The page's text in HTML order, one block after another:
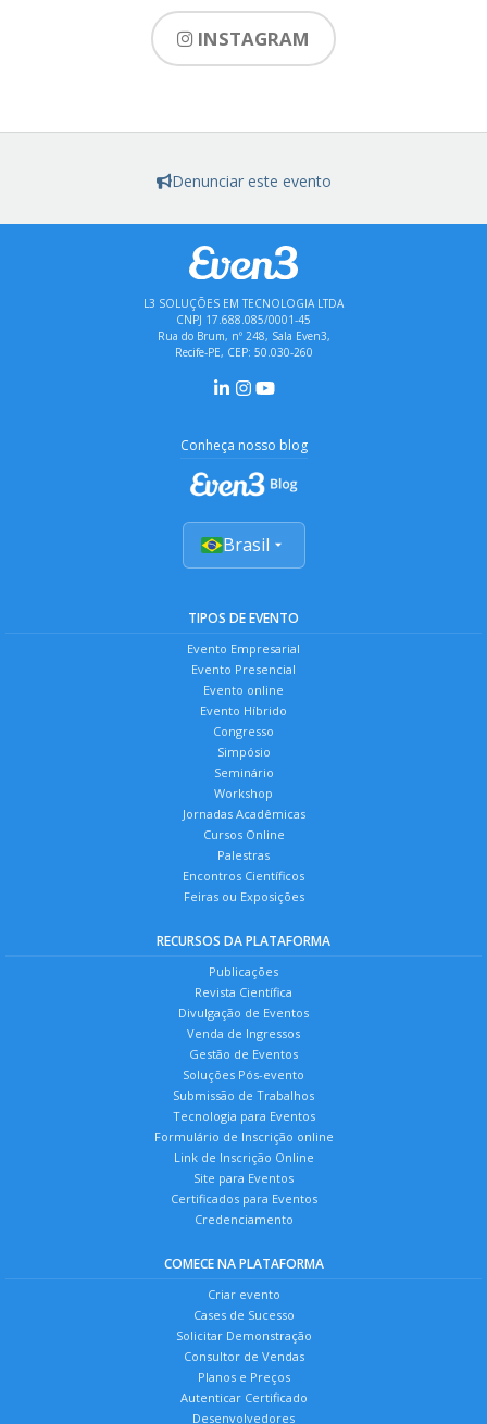
INSTAGRAM
Denunciar este evento
L3 SOLUÇÕES EM TECNOLOGIA LTDA
CNPJ 17.688.085/0001-45
Rua do Brum, nº 248, Sala Even3,
Recife-PE, CEP: 50.030-260
Conheça nosso blog
Brasil
TIPOS DE EVENTO
Evento Empresarial
Evento Presencial
Evento online
Evento Híbrido
Congresso
Simpósio
Seminário
Workshop
Jornadas Acadêmicas
Cursos Online
Palestras
Encontros Científicos
Feiras ou Exposições
RECURSOS DA PLATAFORMA
Publicações
Revista Científica
Divulgação de Eventos
Venda de Ingressos
Gestão de Eventos
Soluções Pós-evento
Submissão de Trabalhos
Tecnologia para Eventos
Formulário de Inscrição online
Link de Inscrição Online
Site para Eventos
Certificados para Eventos
Credenciamento
COMECE NA PLATAFORMA
Criar evento
Cases de Sucesso
Solicitar Demonstração
Consultor de Vendas
Planos e Preços
Autenticar Certificado
Desenvolvedores